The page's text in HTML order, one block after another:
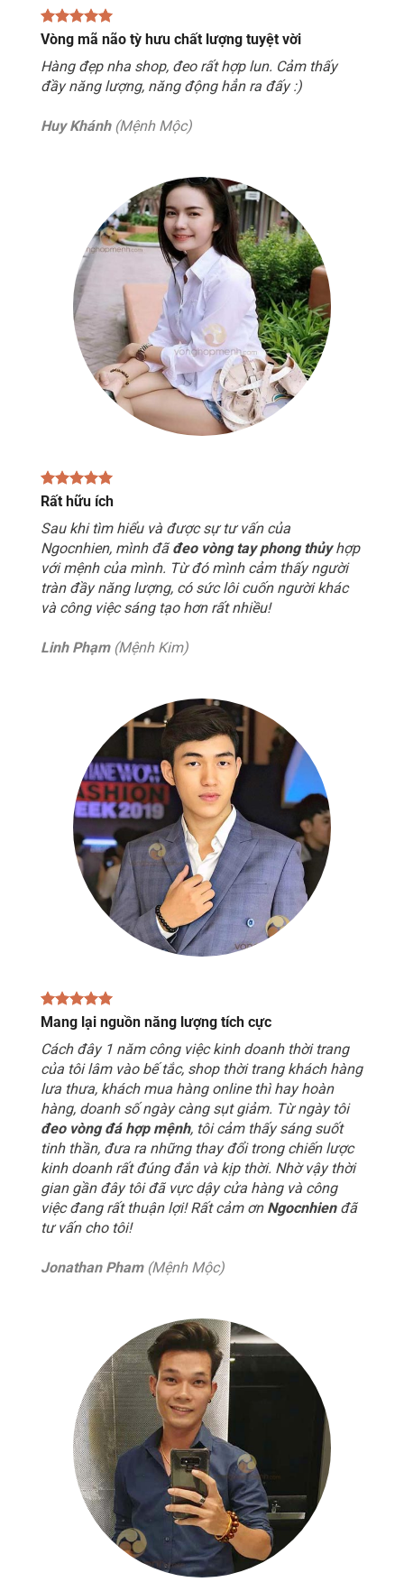
Vòng mã não tỳ hưu chất lượng tuyệt vời
Hàng đẹp nha shop, đeo rất hợp lun. Cảm thấy
đầy năng lượng, năng động hẳn ra đấy :)
Huy Khánh(Mệnh Mộc)
Rất hữu ích
Sau khi tìm hiểu và được sự tư vấn của
Ngocnhien, mình đã đeo vòng tay phong thủyhợp
với mệnh của mình. Từ đó mình cảm thấy người
tràn đầy năng lượng, có sức lôi cuốn người khác
và công việc sáng tạo hơn rất nhiều!
Linh Phạm(Mệnh Kim)
Mang lại nguồn năng lượng tích cực
Cách đây 1 năm công việc kinh doanh thời trang
của tôi lâm vào bế tắc, shop thời trang khách hàng
lưa thưa, khách mua hàng online thì hay hoàn
hàng, doanh số ngày càng sụt giảm. Từ ngày tôi
đeo vòng đá hợp mệnh, tôi cảm thấy sáng suốt
tinh thần, đưa ra những thay đổi trong chiến lược
kinh doanh rất đúng đắn và kịp thời. Nhờ vậy thời
gian gần đây tôi đã vực dậy cửa hàng và công
việc đang rất thuận lợi! Rất cảm ơn Ngocnhienđã
tư vấn cho tôi!
Jonathan Pham(Mệnh Mộc)